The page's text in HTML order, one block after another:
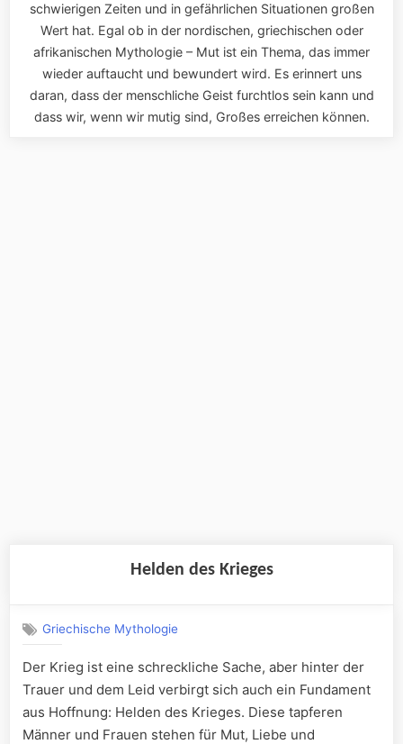
schwierigen Zeiten und in gefährlichen Situationen großen
Wert hat. Egal ob in der nordischen, griechischen oder
afrikanischen Mythologie – Mut ist ein Thema, das immer
wieder auftaucht und bewundert wird. Es erinnert uns
daran, dass der menschliche Geist furchtlos sein kann und
dass wir, wenn wir mutig sind, Großes erreichen können.
Helden des Krieges
Griechische Mythologie
Der Krieg ist eine schreckliche Sache, aber hinter der
Trauer und dem Leid verbirgt sich auch ein Fundament
aus Hoffnung: Helden des Krieges. Diese tapferen
Männer und Frauen stehen für Mut, Liebe und